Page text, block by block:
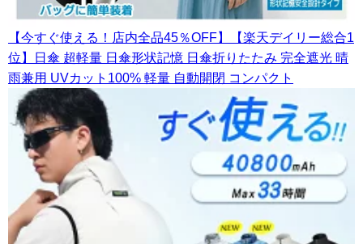
【今すぐ使える！店内全品45％OFF】【楽天デイリー総合1
位】日傘 超軽量 日傘形状記憶 日傘折りたたみ 完全遮光 晴
雨兼用 UVカット100% 軽量 自動開閉 コンパクト